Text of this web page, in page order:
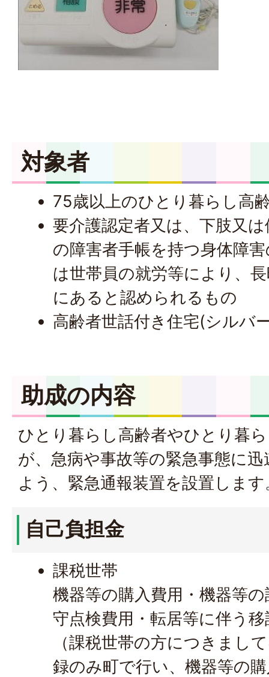
対象者
75歳以上のひとり暮らし高
要介護認定者又は、下肢又
の障害者手帳を持つ身体障
は世帯員の就労等により、
にあると認められるもの
高齢者世話付き住宅(シルバ
助成の内容
ひとり暮らし高齢者やひとり暮
が、急病や事故等の緊急事態に
よう、緊急通報装置を設置します
自己負担金
課税世帯
機器等の購入費用・機器等
守点検費用・転居等に伴う
（課税世帯の方につきまし
録のみ町で行い、機器等の